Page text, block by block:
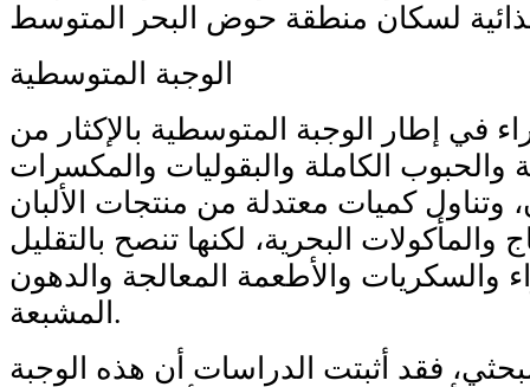
الوجبة المتوسطية
في إطار الوجبة المتوسطية بالإكثار من
والحبوب الكاملة والبقوليات والمكسرات
وتناول كميات معتدلة من منتجات الألبان
البحرية، لكنها تنصح بالتقليل
والسكريات والأطعمة المعالجة والدهون
المشبعة.
فقد أثبتت الدراسات أن هذه الوجبة